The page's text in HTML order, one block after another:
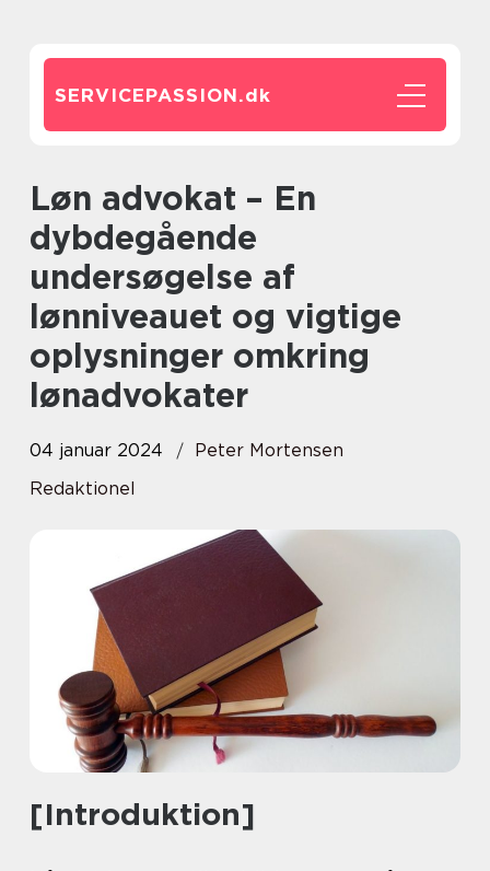
SERVICEPASSION.dk
Løn advokat – En
dybdegående
undersøgelse af
lønniveauet og vigtige
oplysninger omkring
lønadvokater
04 januar 2024
Peter Mortensen
Redaktionel
[Introduktion]